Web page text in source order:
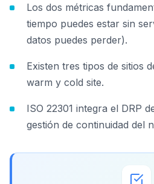
Los dos métricas
tiempo puedes estar sin
datos puedes perder).
Existen tres tipos de sitios
warm y cold site.
ISO 22301 integra el DRP
gestión de continuidad del